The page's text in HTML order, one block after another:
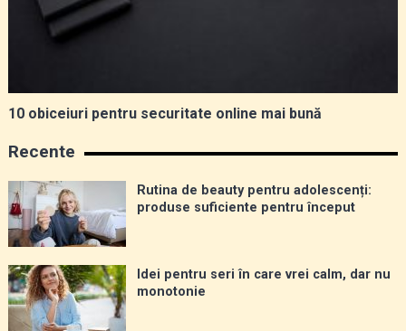
10 obiceiuri pentru securitate online mai bună
Recente
Rutina de beauty pentru adolescenți:
produse suficiente pentru început
Idei pentru seri în care vrei calm, dar nu
monotonie